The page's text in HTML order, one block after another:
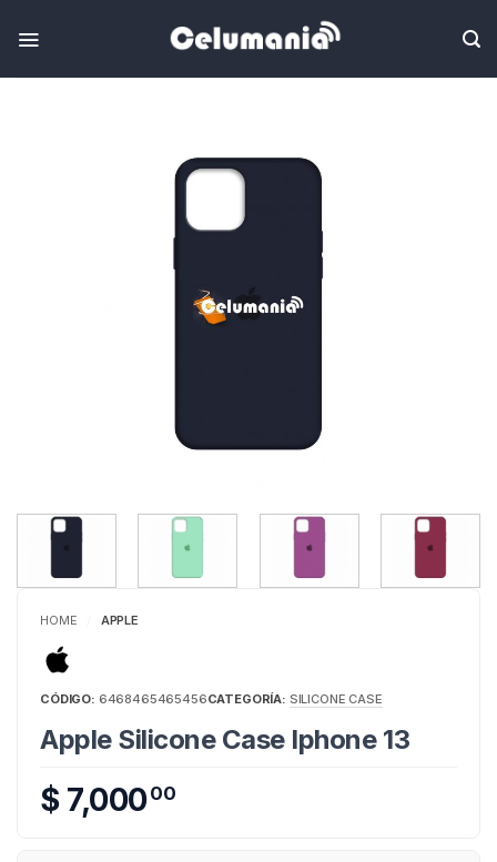
HOME APPLE
CÓDIGO: 6468465465456CATEGORÍA: SILICONE CASE
Apple Silicone Case Iphone 13
$ 7,00000